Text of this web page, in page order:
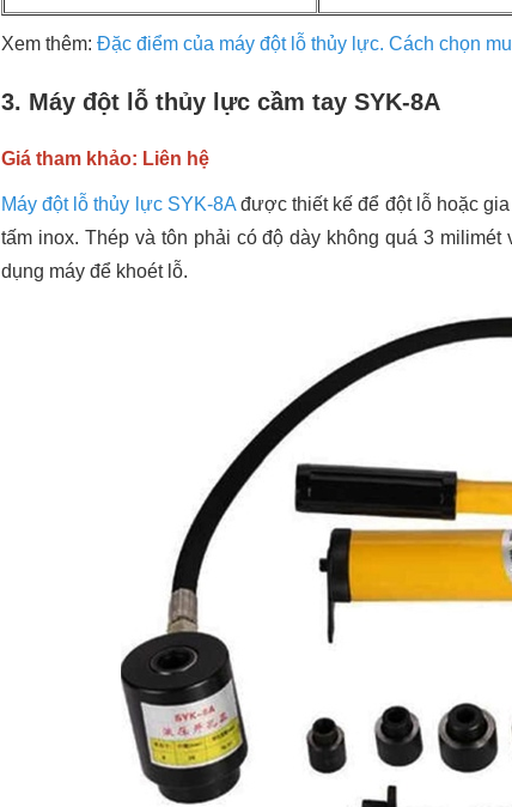
Xem thêm: Đặc điểm của máy đột lỗ thủy lực. Cách chọn
3. Máy đột lỗ thủy lực cầm tay SYK-8A
Giá tham khảo: Liên hệ
Máy đột lỗ thủy lực SYK-8Ađược thiết kế để đột lỗ hoặc
tấm inox. Thép và tôn phải có độ dày không quá 3
dụng máy để khoét lỗ.